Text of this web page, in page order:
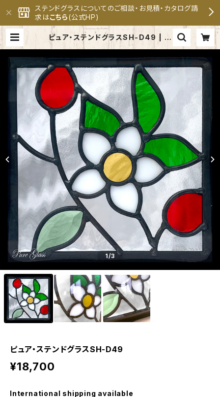
ステンドグラスについてのご相談・お見積・カタログ請
求はこちら(公式HP)
ピュア・ステンドグラスSH-D49 | セ
ブンホーム ステンドグラス専門メー
1/3
ピュア・ステンドグラスSH-D49
¥18,700
International shipping available